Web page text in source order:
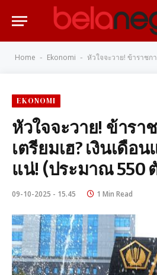
Home - Ekonomi - หัวใจจะวาย! ข้าราชการไทยเตรียมเ
EKONOMI
หัวใจจะวาย! ข้ารา
เตรียมเฮ? เงินเดือ
แน่! (ประมาณ 550
09-10-2025 - 15.45 1 Min Read